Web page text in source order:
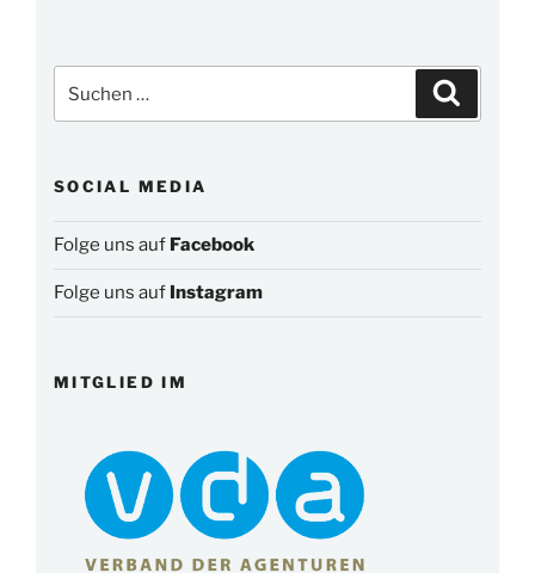
nach:
SOCIAL MEDIA
Folge uns auf Facebook
Folge uns auf Instagram
MITGLIED IM